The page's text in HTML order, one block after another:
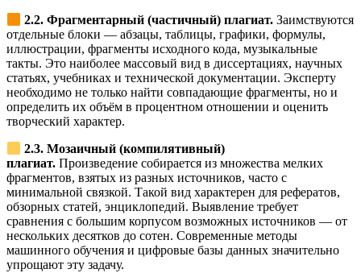
2.2. Фрагментарный (частичный) плагиат. Заимствуются
отдельные блоки — абзацы, таблицы, графики, формулы,
иллюстрации, фрагменты исходного кода, музыкальные
такты. Это наиболее массовый вид в диссертациях, научных
статьях, учебниках и технической документации. Эксперту
необходимо не только найти совпадающие фрагменты, но и
определить их объём в процентном отношении и оценить
творческий характер.
2.3. Мозаичный (компилятивный)
плагиат. Произведение собирается из множества мелких
фрагментов, взятых из разных источников, часто с
минимальной связкой. Такой вид характерен для рефератов,
обзорных статей, энциклопедий. Выявление требует
сравнения с большим корпусом возможных источников — от
нескольких десятков до сотен. Современные методы
машинного обучения и цифровые базы данных значительно
упрощают эту задачу.